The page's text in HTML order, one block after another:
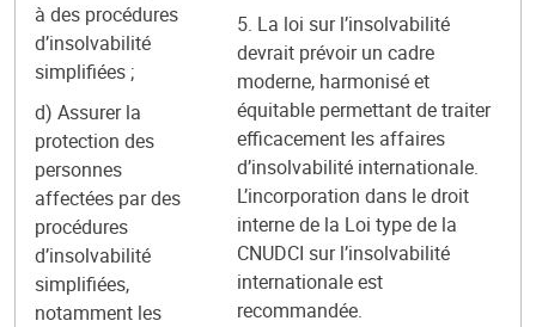
à des procédures
d’insolvabilité
simplifiées ;
d) Assurer la
protection des
personnes
affectées par des
procédures
d’insolvabilité
simplifiées,
notamment les
5. La loi sur l’insolvabilité
devrait prévoir un cadre
moderne, harmonisé et
équitable permettant de traiter
efficacement les affaires
d’insolvabilité internationale.
L’incorporation dans le droit
interne de la Loi type de la
CNUDCI sur l’insolvabilité
internationale est
recommandée.